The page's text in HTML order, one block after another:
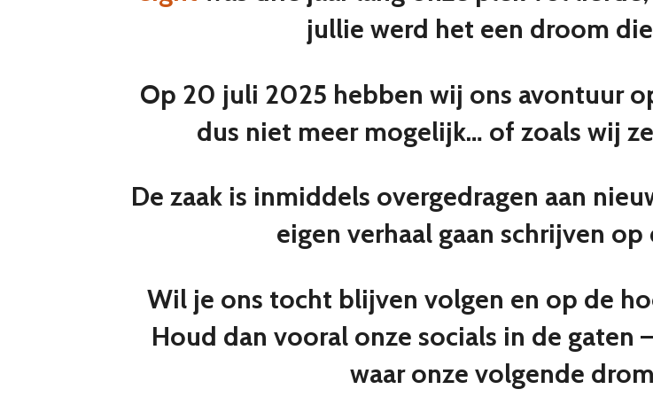
jullie werd het een droom
Op 20 juli 2025 hebben wij ons avontuur
dus niet meer mogelijk… of zoals wij
De zaak is inmiddels overgedragen aan
eigen verhaal gaan schrijven
Wil je ons tocht blijven volgen en op de
Houd dan vooral onze socials in de gaten
waar onze volgende